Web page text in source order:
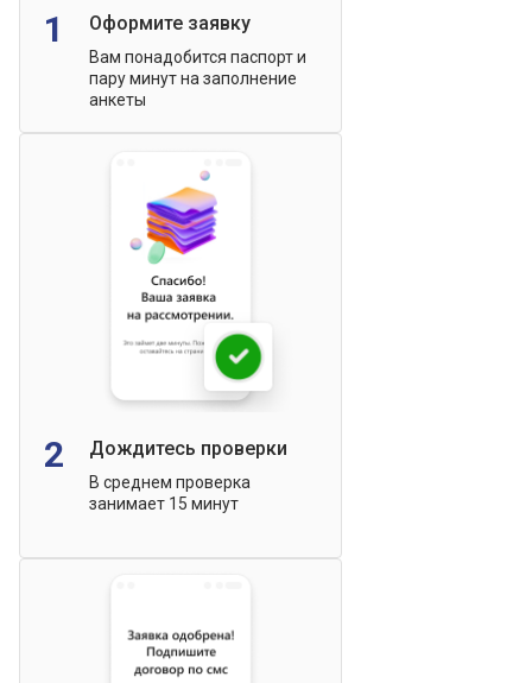
1 Оформите заявку
Вам понадобится паспорт и
пару минут на заполнение
анкеты
2 Дождитесь проверки
В среднем проверка
занимает 15 минут